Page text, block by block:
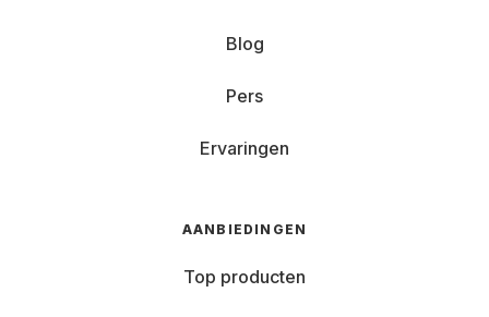
Blog
Pers
Ervaringen
AANBIEDINGEN
Top producten